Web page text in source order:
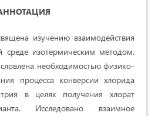
изучению взаимодействия
среде изотермическим методом.
необходимостью физико-
процесса конверсии хлорида
в целях получения хлорат
Исследовано взаимное